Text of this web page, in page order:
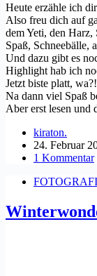
Heute erzähle ich
Also freu dich auf
dem Yeti, den Harz,
Spaß, Schneebälle,
Und dazu gibt es
Highlight hab ich
Jetzt biste platt,
Na dann viel Spaß
Aber erst lesen und
kiraton.
24. Februar
1 Kommentar